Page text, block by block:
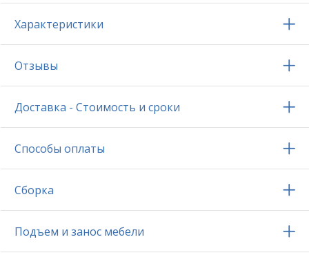
Характеристики
Отзывы
Доставка - Стоимость и сроки
Способы оплаты
Сборка
Подъем и занос мебели